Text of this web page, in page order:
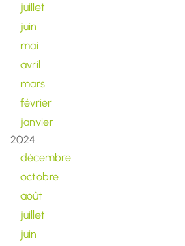
juillet
juin
mai
avril
mars
février
janvier
2024
décembre
octobre
août
juillet
juin